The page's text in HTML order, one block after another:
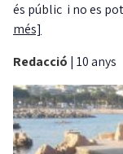
és públic i no es
més]
Redacció | 10 anys